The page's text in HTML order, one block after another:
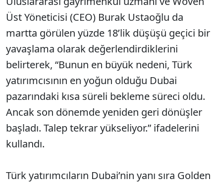
Üst Yöneticisi (CEO) Burak Ustaoğlu da
martta görülen yüzde 18’lik düşüşü geçici bir
yavaşlama olarak değerlendirdiklerini
belirterek, “Bunun en büyük nedeni, Türk
yatırımcısının en yoğun olduğu Dubai
pazarındaki kısa süreli bekleme süreci oldu.
Ancak son dönemde yeniden geri dönüşler
başladı. Talep tekrar yükseliyor.” ifadelerini
kullandı.
Türk yatırımcıların Dubai’nin yanı sıra Golden